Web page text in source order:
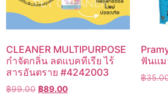
CLEANER MULTIPURPOSE
กำจัดกลิ่น ลดแบคทีเรีย ไร้
สารอันตราย #4242003
฿99.00 Original
฿89.00Current
ฟันแม
฿